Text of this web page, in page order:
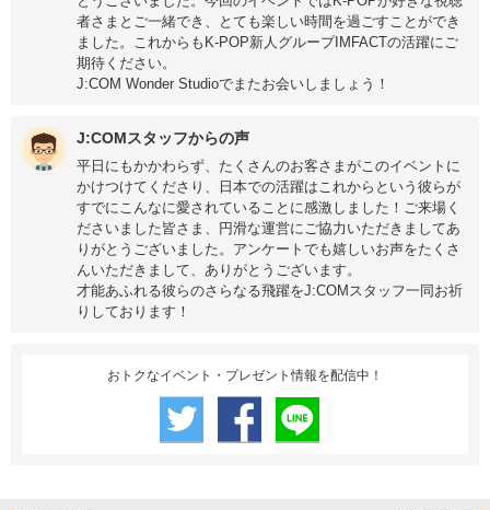
者さまとご一緒でき、とても楽しい時間を過ごすことができ
ました。これからもK-POP新人グループIMFACTの活躍にご
期待ください。
J:COM Wonder Studioでまたお会いしましょう！
J:COMスタッフからの声
平日にもかかわらず、たくさんのお客さまがこのイベントに
かけつけてくださり、日本での活躍はこれからという彼らが
すでにこんなに愛されていることに感激しました！ご来場く
ださいました皆さま、円滑な運営にご協力いただきましてあ
りがとうございました。アンケートでも嬉しいお声をたくさ
んいただきまして、ありがとうございます。
才能あふれる彼らのさらなる飛躍をJ:COMスタッフ一同お祈
りしております！
おトクなイベント・プレゼント情報を配信中！